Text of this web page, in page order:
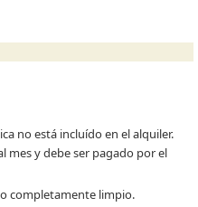
no está incluído en el alquiler.
mes y debe ser pagado por el
completamente limpio.